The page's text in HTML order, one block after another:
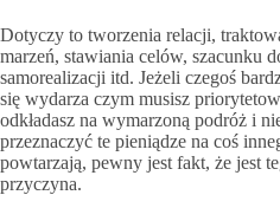
Dotyczy to tworzenia relacji,
marzeń, stawiania celów, szacunku
samorealizacji itd. Jeżeli czegoś
się wydarza czym musisz
odkładasz na wymarzoną podróż i
przeznaczyć te pieniądze na coś
powtarzają, pewny jest fakt, że jest
przyczyna.